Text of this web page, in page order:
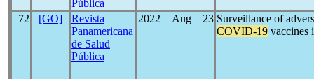
Pública
72 [GO]
Revista
Panamericana
de Salud
Pública
2022―Aug―23 Surveillance of
COVID-19 vaccines